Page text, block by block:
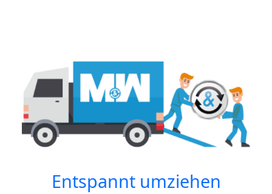
Entspannt umziehen